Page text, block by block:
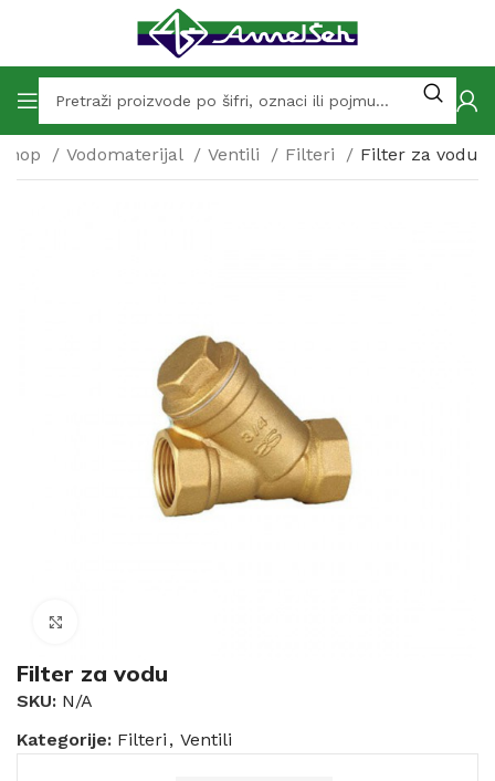
Vodomaterijal Ventili Filteri Filter za vodu
Filter za vodu
SKU: N/A
Kategorije: Filteri , Ventili